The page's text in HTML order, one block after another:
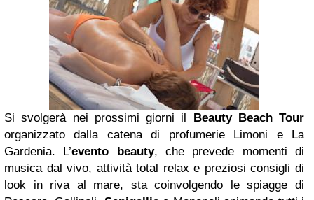
Si svolgerà nei prossimi giorni il Beauty Beach Tour
organizzato dalla catena di profumerie Limoni e La
Gardenia. L’evento beauty, che prevede momenti di
musica dal vivo, attività total relax e preziosi consigli di
look in riva al mare, sta coinvolgendo le spiagge di